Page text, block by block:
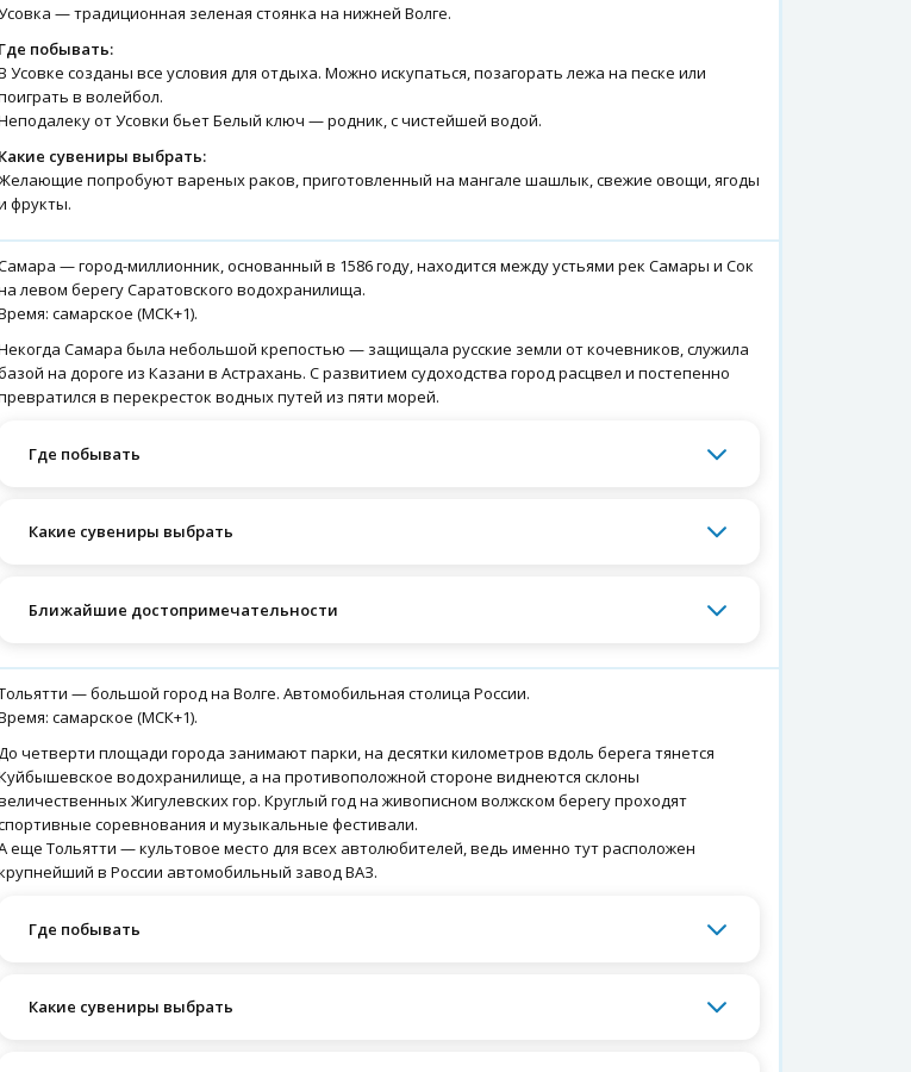
— традиционная зеленая стоянка на нижней Волге.
Где побывать:
Усовке созданы все условия для отдыха. Можно искупаться, позагорать лежа на песке или
в волейбол.
от Усовки бьет Белый ключ — родник, с чистейшей водой.
Какие сувениры выбрать:
попробуют вареных раков, приготовленный на мангале шашлык, свежие овощи, ягоды
фрукты.
— город-миллионник, основанный в 1586 году, находится между устьями рек Самары и Сок
левом берегу Саратовского водохранилища.
самарское (МСК+1).
Самара была небольшой крепостью — защищала русские земли от кочевников, служила
на дороге из Казани в Астрахань. С развитием судоходства город расцвел и постепенно
в перекресток водных путей из пяти морей.
Где побывать
Какие сувениры выбрать
Ближайшие достопримечательности
— большой город на Волге. Автомобильная столица России.
самарское (МСК+1).
четверти площади города занимают парки, на десятки километров вдоль берега тянется
водохранилище, а на противоположной стороне виднеются склоны
Жигулевских гор. Круглый год на живописном волжском берегу проходят
соревнования и музыкальные фестивали.
еще Тольятти — культовое место для всех автолюбителей, ведь именно тут расположен
в России автомобильный завод ВАЗ.
Где побывать
Какие сувениры выбрать